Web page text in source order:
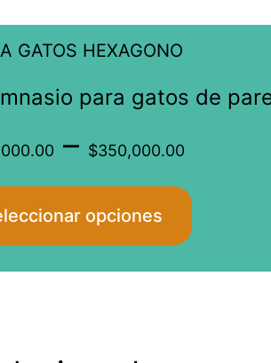
en
la
de
producto
para gatos de
– $350,000.00Price
opciones
Este
tiene
múltiples
opciones